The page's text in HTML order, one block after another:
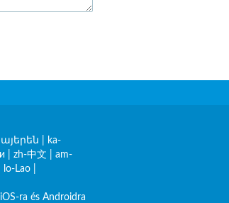
ka-
zh-中文
am-
lo-Lao
ra és Androidra